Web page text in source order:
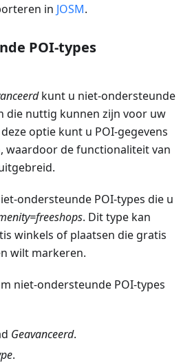
in JOSM.
POI-types
kunt u niet-ondersteunde
die nuttig kunnen zijn voor uw
optie kunt u POI-gegevens
waardoor de functionaliteit van
ondersteunde POI-types die u
. Dit type kan
winkels of plaatsen die gratis
wilt markeren.
niet-ondersteunde POI-types
Geavanceerd.
.